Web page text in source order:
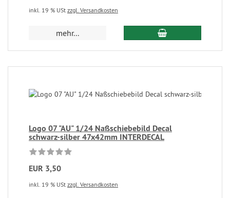
inkl. 19 % USt zzgl. Versandkosten
mehr...
Logo 07 "AU" 1/24 Naßschiebebild Decal
schwarz-silber 47x42mm INTERDECAL
EUR 3,50
inkl. 19 % USt zzgl. Versandkosten